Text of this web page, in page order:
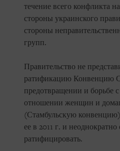
течение всего конфликта
стороны украинского
стороны
групп.
Правительство не
ратификацию Конвенцию
предотвращении и борьбе
отношении женщин и
(Стамбульскую
ее в 2011 г. и неоднократно
ратифицировать.